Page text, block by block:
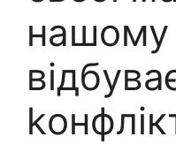
нашому